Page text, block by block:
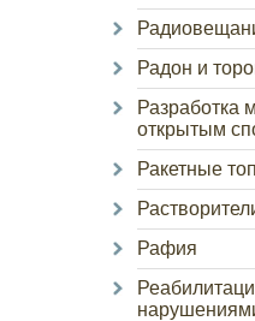
Радон и
Разработка
открытым
Ракетные
Рафия